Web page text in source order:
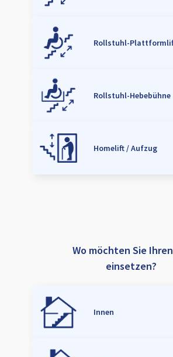
Rollstuhl-
Rollstuhl-Hebebühne
Homelift / Aufzug
Wo möchten Sie
einsetzen?
Innen